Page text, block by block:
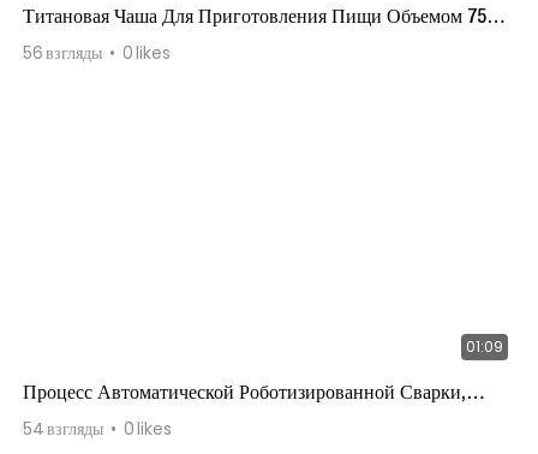
Титановая Чаша Для Приготовления Пищи Объемом 750
Мл
56взгляды 0likes
01:09
Процесс Автоматической Роботизированной Сварки,
Часть 2
54взгляды 0likes